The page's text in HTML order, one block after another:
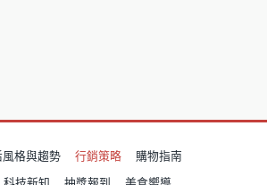
格與趨勢 行銷策略
購物指南